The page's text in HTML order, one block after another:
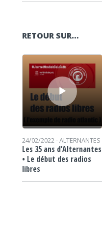
RETOUR SUR…
Lecteur audio
24/02/2022 -ALTERNANTES
Les 35 ans d’Alternantes
• Le début des radios
libres